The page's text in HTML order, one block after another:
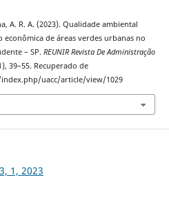
A. R. A. (2023). Qualidade ambiental
de áreas verdes urbanas no
– SP. REUNIR Revista De Administração
39–55. Recuperado de
uacc/article/view/1029
1, 2023